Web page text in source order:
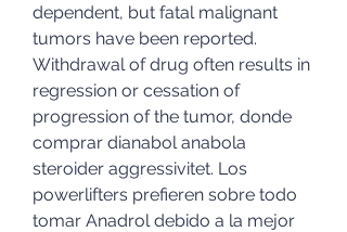
dependent, but fatal malignant
tumors have been reported.
Withdrawal of drug often results in
regression or cessation of
progression of the tumor, donde
comprar dianabol anabola
steroider aggressivitet. Los
powerlifters prefieren sobre todo
tomar Anadrol debido a la mejor